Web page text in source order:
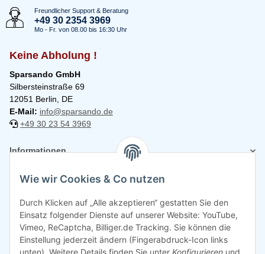
Freundlicher Support & Beratung
+49 30 2354 3969
Mo - Fr. von 08.00 bis 16:30 Uhr
Keine Abholung !
Sparsando GmbH
Silbersteinstraße 69
12051 Berlin, DE
E-Mail: info@sparsando.de
+49 30 23 54 3969
Informationen
Rechtliches
Wie wir Cookies & Co nutzen
Durch Klicken auf „Alle akzeptieren“ gestatten Sie den
Einsatz folgender Dienste auf unserer Website: YouTube,
Vimeo, ReCaptcha, Billiger.de Tracking. Sie können die
Einstellung jederzeit ändern (Fingerabdruck-Icon links